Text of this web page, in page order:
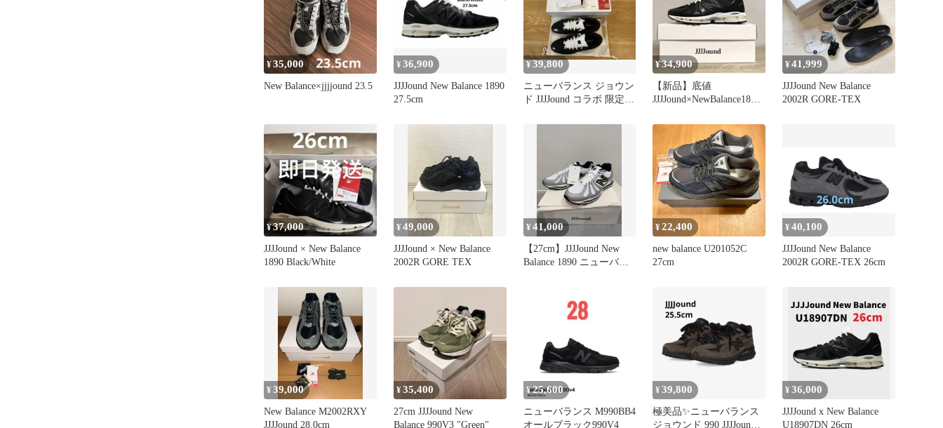
¥35,000
New Balance×jjjjound 23.5
¥36,900
JJJJound New Balance 1890
27.5cm
¥39,800
ニューバランス ジョウン
ド JJJJound コラボ 限定
¥34,900
【新品】底値
JJJJound×NewBalance1890
¥41,999
JJJJound New Balance
2002R GORE-TEX
¥37,000
JJJJound × New Balance
1890 Black/White
¥49,000
JJJJound × New Balance
2002R GORE TEX
¥41,000
【27cm】JJJJound New
Balance 1890 ニューバラ
¥22,400
new balance U201052C
27cm
¥40,100
JJJJound New Balance
2002R GORE-TEX 26cm
¥39,000
New Balance M2002RXY
JJJJound 28.0cm
¥35,400
27cm JJJJound New
Balance 990V3 "Green"
¥25,600
ニューバランス M990BB4
オールブラック990V4
¥39,800
極美品✨ニューバランス
ジョウンド 990 JJJJound
¥36,000
JJJJound x New Balance
U18907DN 26cm